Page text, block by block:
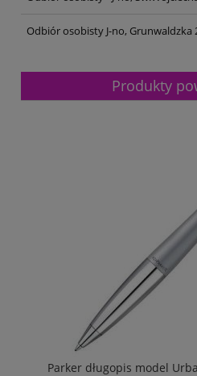
Odbiór osobisty J-no, Grunwaldzka
Produkty
Parker długopis model